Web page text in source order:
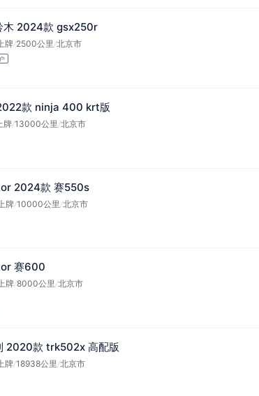
木 2024款 gsx250r
牌/2500公里 /北京市
款 ninja 400 krt版
牌/13000公里 /北京市
2024款 赛550s
牌/10000公里 /北京市
赛600
牌/8000公里 /北京市
2020款 trk502x 高配版
牌/18938公里 /北京市